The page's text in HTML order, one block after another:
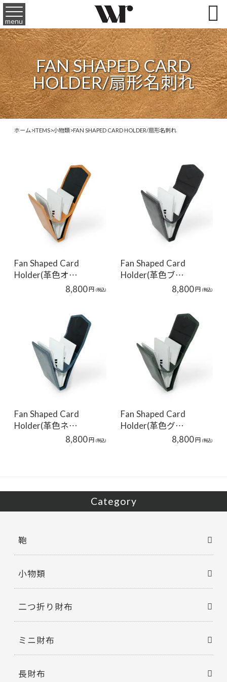
menu 
FAN SHAPED CARD
HOLDER/扇形名刺れ
ホーム>ITEMS>小物類>FAN SHAPED CARD HOLDER/扇形名刺れ
Fan Shaped Card
Holder(革色オ…
8,800円 (税込)
Fan Shaped Card
Holder(革色ブ…
8,800円 (税込)
Fan Shaped Card
Holder(革色ネ…
8,800円 (税込)
Fan Shaped Card
Holder(革色グ…
8,800円 (税込)
Category
鞄
小物類
二つ折り財布
ミニ財布
長財布